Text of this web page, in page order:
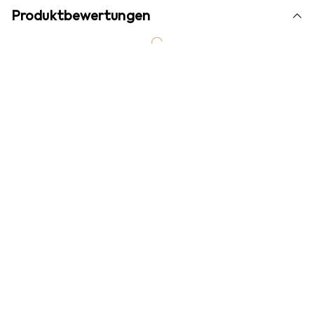
Produktbewertungen